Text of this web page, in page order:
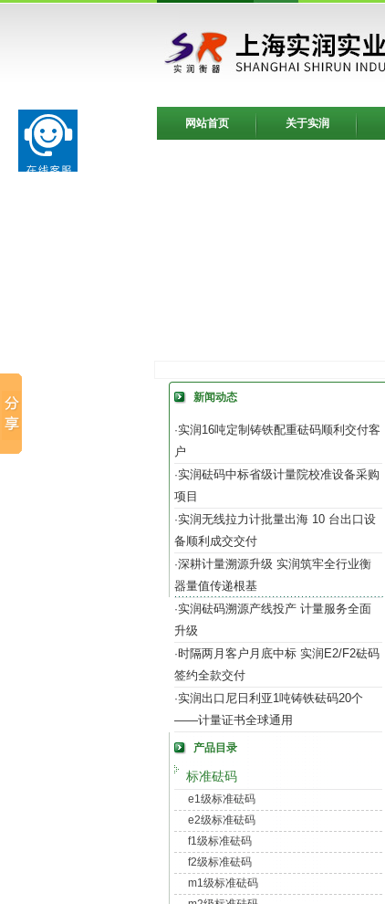
网站首页 关于实润
新闻动态
·实润16吨定制铸铁配重砝码顺利交付客
户
·实润砝码中标省级计量院校准设备采购
项目
·实润无线拉力计批量出海 10 台出口设
备顺利成交交付
·深耕计量溯源升级 实润筑牢全行业衡
器量值传递根基
·实润砝码溯源产线投产 计量服务全面
升级
·时隔两月客户月底中标 实润E2/F2砝码
签约全款交付
·实润出口尼日利亚1吨铸铁砝码20个
——计量证书全球通用
产品目录
标准砝码
e1级标准砝码
e2级标准砝码
f1级标准砝码
f2级标准砝码
m1级标准砝码